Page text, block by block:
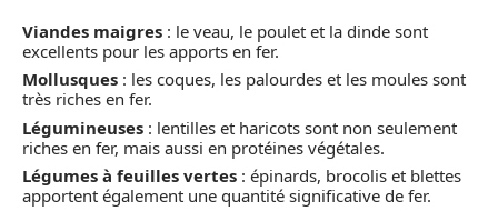
Viandes maigres : le veau, le poulet et la dinde sont
excellents pour les apports en fer.
Mollusques : les coques, les palourdes et les moules sont
très riches en fer.
Légumineuses : lentilles et haricots sont non seulement
riches en fer, mais aussi en protéines végétales.
Légumes à feuilles vertes : épinards, brocolis et blettes
apportent également une quantité significative de fer.